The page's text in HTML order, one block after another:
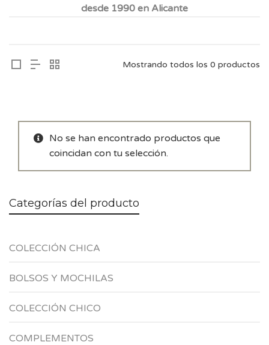
desde 1990 en Alicante
Mostrando todos los 0 productos
No se han encontrado productos que
coincidan con tu selección.
Categorías del producto
COLECCIÓN CHICA
BOLSOS Y MOCHILAS
COLECCIÓN CHICO
COMPLEMENTOS